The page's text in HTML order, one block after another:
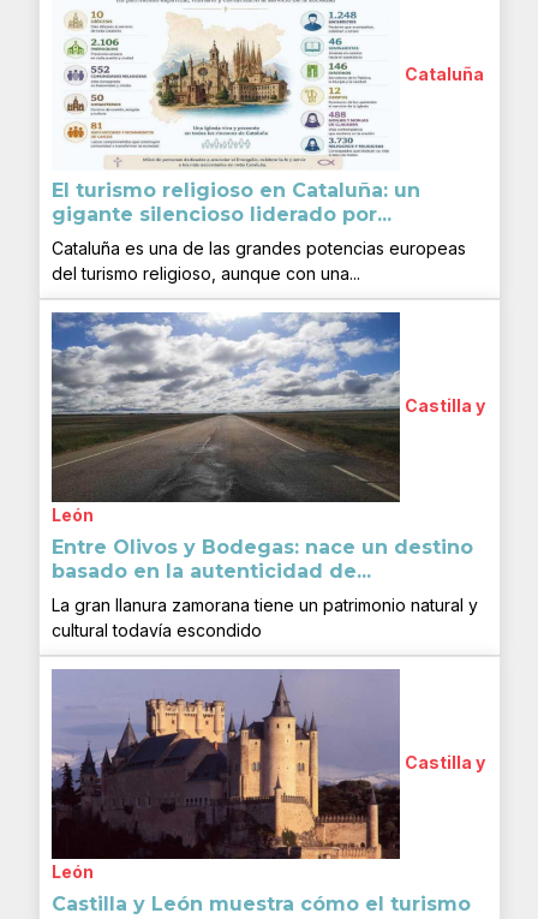
Cataluña
El turismo religioso en Cataluña: un
gigante silencioso liderado por...
Cataluña es una de las grandes potencias europeas
del turismo religioso, aunque con una...
Castilla y
León
Entre Olivos y Bodegas: nace un destino
basado en la autenticidad de...
La gran llanura zamorana tiene un patrimonio natural y
cultural todavía escondido
Castilla y
León
Castilla y León muestra cómo el turismo